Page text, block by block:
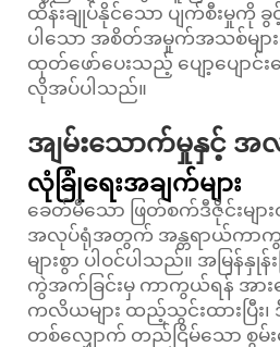
ထိန်းချုပ်နိုင်သော ပျက်စီးမှုကို
ပါသော အစိတ်အမှုက်အသစ်မျ
ထုတ်ဖော်ပေးသည့် ပျော့ပျောင်း
လိုအပ်ပါသည်။
အျမ်းသောက်မှုနှင့်
လုံခြုံရေးအချက်များ
ခေတ်မီသော ဖြတ်စက်ဒီဇိုင်းမျာ
အလုပ်ရုံအတွက် အန္တရာယ်ကာကွ
များစွာ ပါဝင်ပါသည်။ အမြန်နှုန်းမ
ကွဲအက်ခြင်းမှ ကာကွယ်ရန် အား
ကလိယများ ထည့်သွင်းထားပြီး၊
တစ်လျှောက် တည်ငြိမ်သော စွ